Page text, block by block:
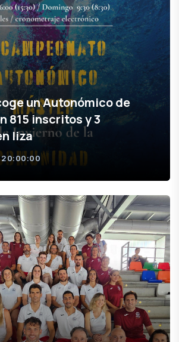
un Autonómico de
815 inscritos y 3
liza
20:00:00